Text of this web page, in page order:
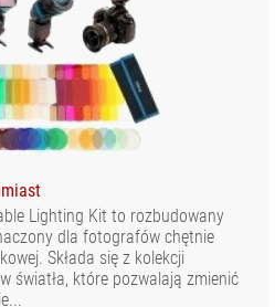
Lighting Kit to rozbudowany
dla fotografów chętnie
Składa się z kolekcji
światła, które pozwalają zmienić